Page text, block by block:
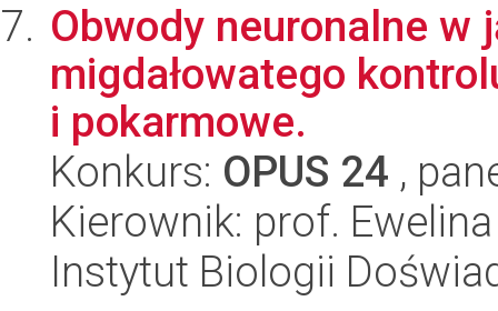
Obwody neuronalne w
migdałowatego
i pokarmowe.
Konkurs: OPUS 24 ,
Kierownik: prof.
Instytut Biologii